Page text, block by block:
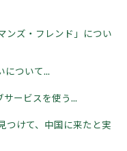
ンズ・フレンド」につい
について...
ービスを使う...
つけて、中国に来たと実